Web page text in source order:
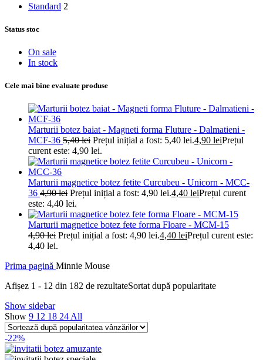
Standard 2
Status stoc
On sale
In stock
Cele mai bine evaluate produse
Marturii botez baiat - Magneti forma Fluture - Dalmatieni -
MCF-36 5,40lei Prețul inițial a fost: 5,40 lei.4,90 leiPrețul
curent este: 4,90 lei.
Marturii magnetice botez fetite Curcubeu - Unicorn - MCC-
36 4,90lei Prețul inițial a fost: 4,90 lei.4,40 leiPrețul curent
este: 4,40 lei.
Marturii magnetice botez fete forma Floare - MCM-15
4,90lei Prețul inițial a fost: 4,90 lei.4,40 leiPrețul curent este:
4,40 lei.
Prima pagină Minnie Mouse
Afișez 1 - 12 din 182 de rezultateSortat după popularitate
Show sidebar
Show 9 12 18 24 All
-22%